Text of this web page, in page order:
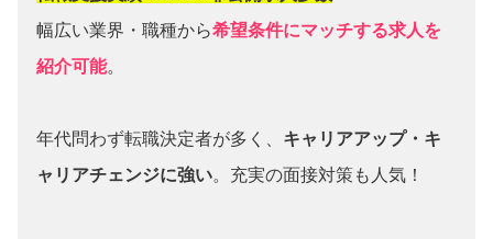
幅広い業界・職種から希望条件にマッチする求人を
紹介可能。
年代問わず転職決定者が多く、 キャリアアップ・キ
ャリアチェンジに強い。充実の面接対策も人気！